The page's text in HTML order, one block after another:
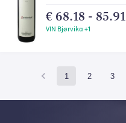
€ 68.18 - 85.91
VIN Bjørvika +1
1 2 3